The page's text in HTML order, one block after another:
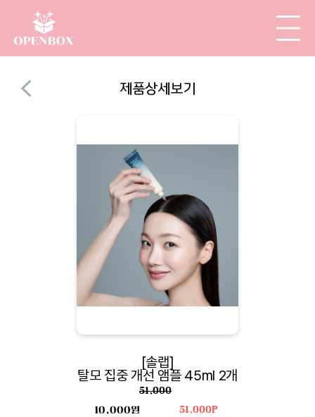
제품상세보기
[솔랩]
탈모 집중 개선 앰플 45ml 2개
51,000
10,000원 51,000P